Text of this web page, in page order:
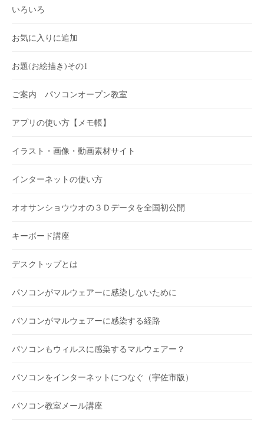
いろいろ
お気に入りに追加
お題(お絵描き)その1
ご案内 パソコンオープン教室
アプリの使い方【メモ帳】
イラスト・画像・動画素材サイト
インターネットの使い方
オオサンショウウオの３Ｄデータを全国初公開
キーボード講座
デスクトップとは
パソコンがマルウェアーに感染しないために
パソコンがマルウェアーに感染する経路
パソコンもウィルスに感染するマルウェアー？
パソコンをインターネットにつなぐ（宇佐市版）
パソコン教室メール講座